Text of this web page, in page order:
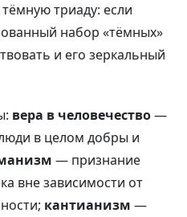
триаду: если
набор «тёмных»
и его зеркальный
вера в человечество—
в целом добры и
— признание
вне зависимости от
кантианизм —